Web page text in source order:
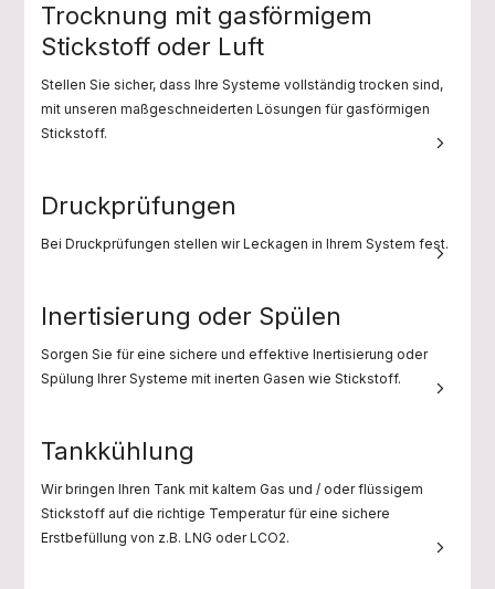
Trocknung mit gasförmigem
Stickstoff oder Luft
Stellen Sie sicher, dass Ihre Systeme vollständig trocken sind,
mit unseren maßgeschneiderten Lösungen für gasförmigen
Stickstoff.
Druckprüfungen
Bei Druckprüfungen stellen wir Leckagen in Ihrem System fest.
Inertisierung oder Spülen
Sorgen Sie für eine sichere und effektive Inertisierung oder
Spülung Ihrer Systeme mit inerten Gasen wie Stickstoff.
Tankkühlung
Wir bringen Ihren Tank mit kaltem Gas und / oder flüssigem
Stickstoff auf die richtige Temperatur für eine sichere
Erstbefüllung von z.B. LNG oder LCO2.